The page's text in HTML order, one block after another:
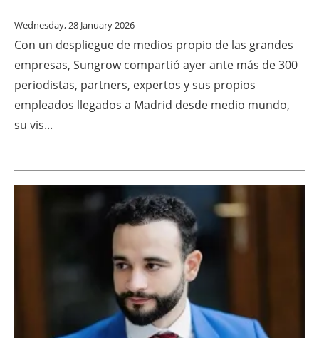
Wednesday, 28 January 2026
Con un despliegue de medios propio de las grandes
empresas, Sungrow compartió ayer ante más de 300
periodistas, partners, expertos y sus propios
empleados llegados a Madrid desde medio mundo,
su vis...